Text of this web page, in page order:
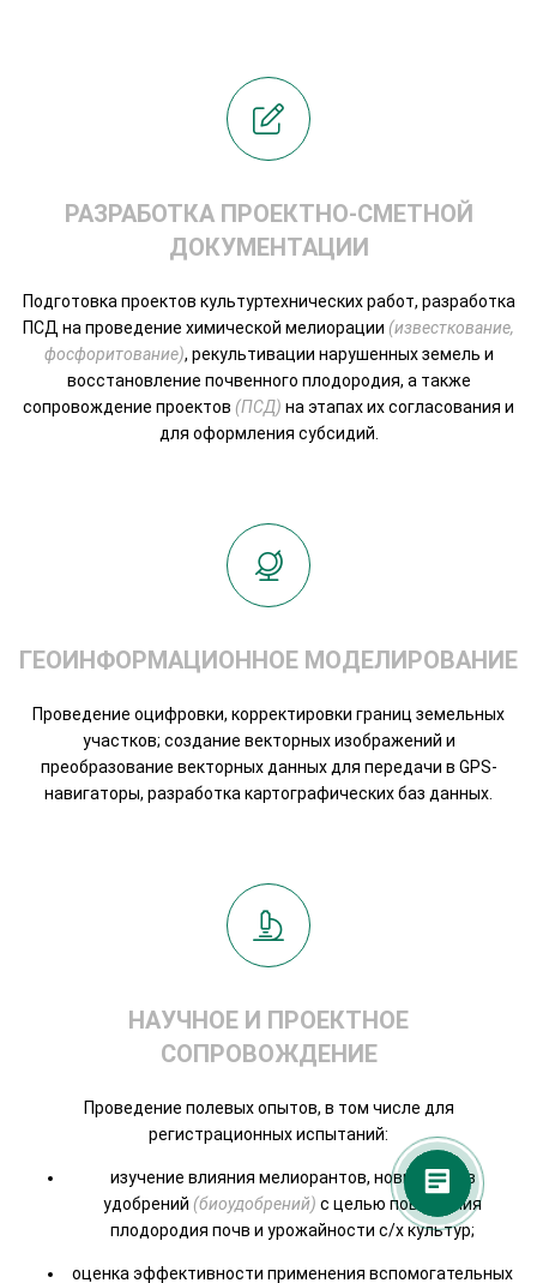
РАЗРАБОТКА ПРОЕКТНО-СМЕТНОЙ
ДОКУМЕНТАЦИИ
Подготовка проектов культуртехнических работ, разработка
ПСД на проведение химической мелиорации (известкование,
фосфоритование), рекультивации нарушенных земель и
восстановление почвенного плодородия, а также
сопровождение проектов (ПСД) на этапах их согласования и
для оформления субсидий.
ГЕОИНФОРМАЦИОННОЕ МОДЕЛИРОВАНИЕ
Проведение оцифровки, корректировки границ земельных
участков; создание векторных изображений и
преобразование векторных данных для передачи в GPS-
навигаторы, разработка картографических баз данных.
НАУЧНОЕ И ПРОЕКТНОЕ
СОПРОВОЖДЕНИЕ
Проведение полевых опытов, в том числе для
регистрационных испытаний:
изучение влияния мелиорантов, новых видов
удобрений (биоудобрений) с целью повышения
плодородия почв и урожайности с/х культур;
оценка эффективности применения вспомогательных